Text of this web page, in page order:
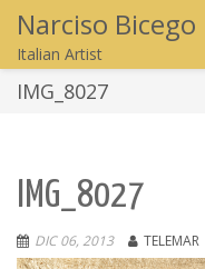
Narciso Bicego
Italian Artist
IMG_8027
IMG_8027
DIC 06, 2013 TELEMAR